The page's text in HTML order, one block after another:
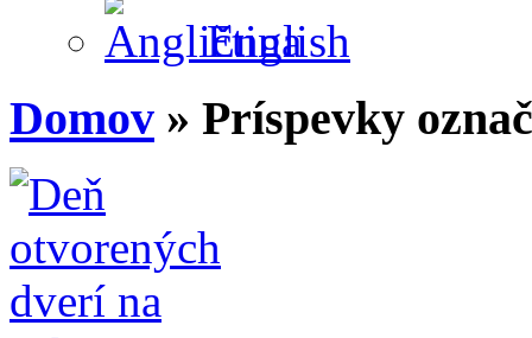
English
Domov » Príspevky